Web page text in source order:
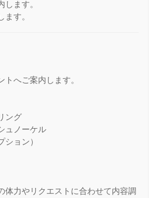
ます。
す。
トへご案内します。
ング
ュノーケル
ション）
力やリクエストに合わせて内容調